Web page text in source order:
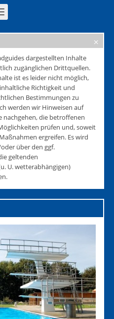
dargestellten Inhalte
zugänglichen Drittquellen.
ist es leider nicht möglich,
Richtigkeit und
Bestimmungen zu
werden wir Hinweisen auf
nachgehen, die betroffenen
prüfen und, soweit
ergreifen. Es wird
über den ggf.
geltenden
U. wetterabhängigen)